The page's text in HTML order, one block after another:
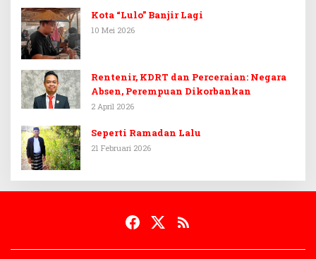
Kota “Lulo” Banjir Lagi
10 Mei 2026
Rentenir, KDRT dan Perceraian: Negara
Absen, Perempuan Dikorbankan
2 April 2026
Seperti Ramadan Lalu
21 Februari 2026